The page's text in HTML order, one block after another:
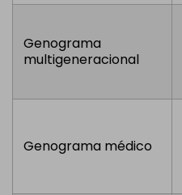
Genograma
multigeneracional
Genograma médico